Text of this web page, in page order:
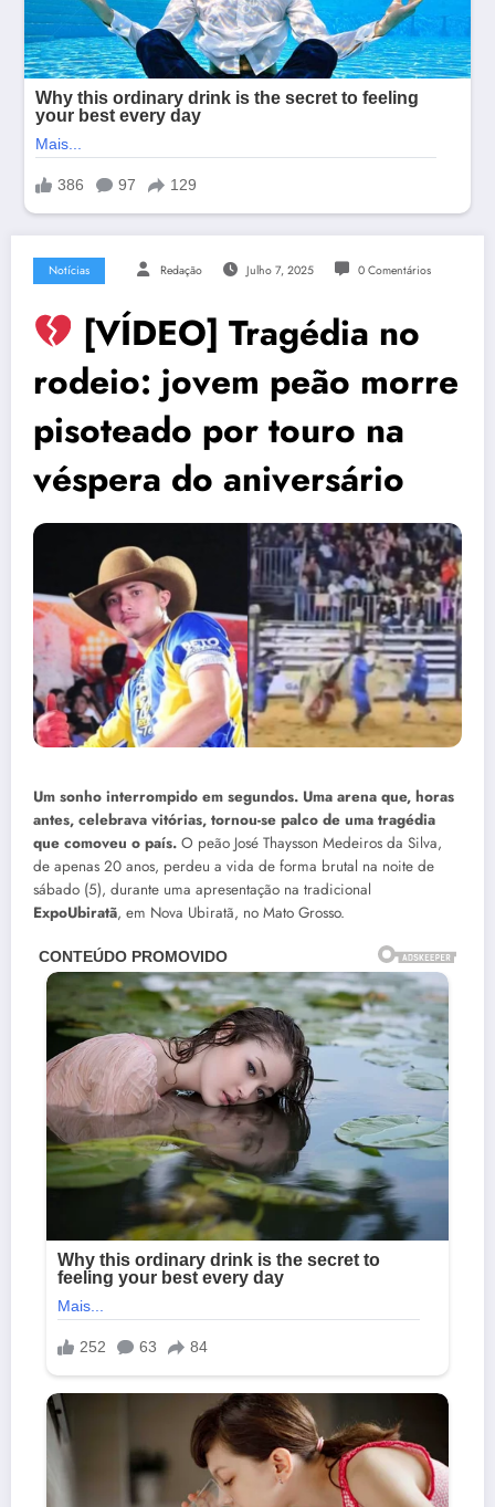
Notícias Redação Julho 7, 2025 0 Comentários
[VÍDEO] Tragédia no
rodeio: jovem peão morre
pisoteado por touro na
véspera do aniversário
Um sonho interrompido em segundos. Uma arena que, horas
antes, celebrava vitórias, tornou-se palco de uma tragédia
que comoveu o país. O peão José Thaysson Medeiros da Silva,
de apenas 20 anos, perdeu a vida de forma brutal na noite de
sábado (5), durante uma apresentação na tradicional
ExpoUbiratã, em Nova Ubiratã, no Mato Grosso.